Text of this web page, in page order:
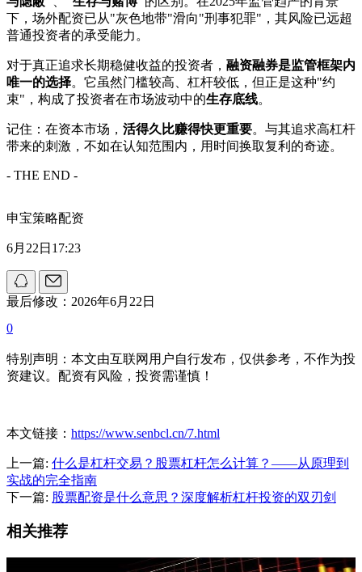
下，场外配资已从"灰色地带"滑向"刑事犯罪"，其风险已远超
普通投资者的承受能力。
对于真正追求长期稳健收益的投资者， 融资融券是监管框架内
唯一的选择。它虽然门槛较高、杠杆较低，但正是这种"约
束"，构成了投资者在市场波动中的生存底线。
记住：在资本市场， 活得久比赚得快更重要。与其追求高杠杆
带来的刺激，不如在认知范围内，用时间换取复利的奇迹。
- THE END -
申宝策略配资
6月22日17:23
最后修改：2026年6月22日
0
特别声明：本文由互联网用户自行发布，仅供参考，不作为投
资建议。配资有风险，投资需谨慎！
本文链接： https://www.senbcl.cn/7.html
上一篇: 什么是杠杆交易？股票杠杆怎么计算？——从原理到
实战的完全指南
下一篇: 股票配资是什么意思？深度解析杠杆投资的双刃剑
相关推荐